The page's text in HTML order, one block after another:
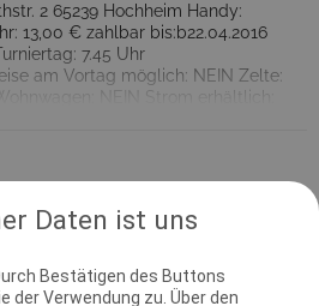
Daten ist uns
Bestätigen des Buttons
der Verwendung zu. Über den
2 65239 Hochheim Handy:
13,00 € zahlbar bis:b22.04.2016
7.45 Uhr
am Vortag möglich: NEIN Zelte:
NEIN Strom erhältlich:
NEIN Annahmeverfahren /
zeitgleich!
Prüfungsleiter